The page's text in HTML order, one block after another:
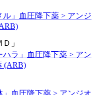
」
」
血圧降下薬 > アンジ
ラ」
血圧降下薬 > アン
(ARB)